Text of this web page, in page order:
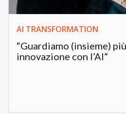
AI TRANSFORMATION
“Guardiamo (insieme)
innovazione con l’AI”